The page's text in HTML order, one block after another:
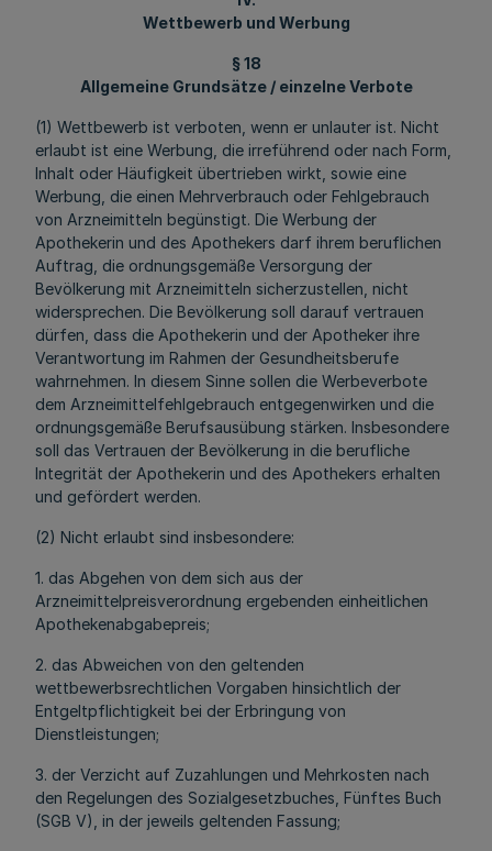
Wettbewerb und Werbung
§ 18
Allgemeine Grundsätze / einzelne Verbote
(1) Wettbewerb ist verboten, wenn er unlauter ist. Nicht
erlaubt ist eine Werbung, die irreführend oder nach Form,
Inhalt oder Häufigkeit übertrieben wirkt, sowie eine
Werbung, die einen Mehrverbrauch oder Fehlgebrauch
von Arzneimitteln begünstigt. Die Werbung der
Apothekerin und des Apothekers darf ihrem beruflichen
Auftrag, die ordnungsgemäße Versorgung der
Bevölkerung mit Arzneimitteln sicherzustellen, nicht
widersprechen. Die Bevölkerung soll darauf vertrauen
dürfen, dass die Apothekerin und der Apotheker ihre
Verantwortung im Rahmen der Gesundheitsberufe
wahrnehmen. In diesem Sinne sollen die Werbeverbote
dem Arzneimittelfehlgebrauch entgegenwirken und die
ordnungsgemäße Berufsausübung stärken. Insbesondere
soll das Vertrauen der Bevölkerung in die berufliche
Integrität der Apothekerin und des Apothekers erhalten
und gefördert werden.
(2) Nicht erlaubt sind insbesondere:
1. das Abgehen von dem sich aus der
Arzneimittelpreisverordnung ergebenden einheitlichen
Apothekenabgabepreis;
2. das Abweichen von den geltenden
wettbewerbsrechtlichen Vorgaben hinsichtlich der
Entgeltpflichtigkeit bei der Erbringung von
Dienstleistungen;
3. der Verzicht auf Zuzahlungen und Mehrkosten nach
den Regelungen des Sozialgesetzbuches, Fünftes Buch
(SGB V), in der jeweils geltenden Fassung;